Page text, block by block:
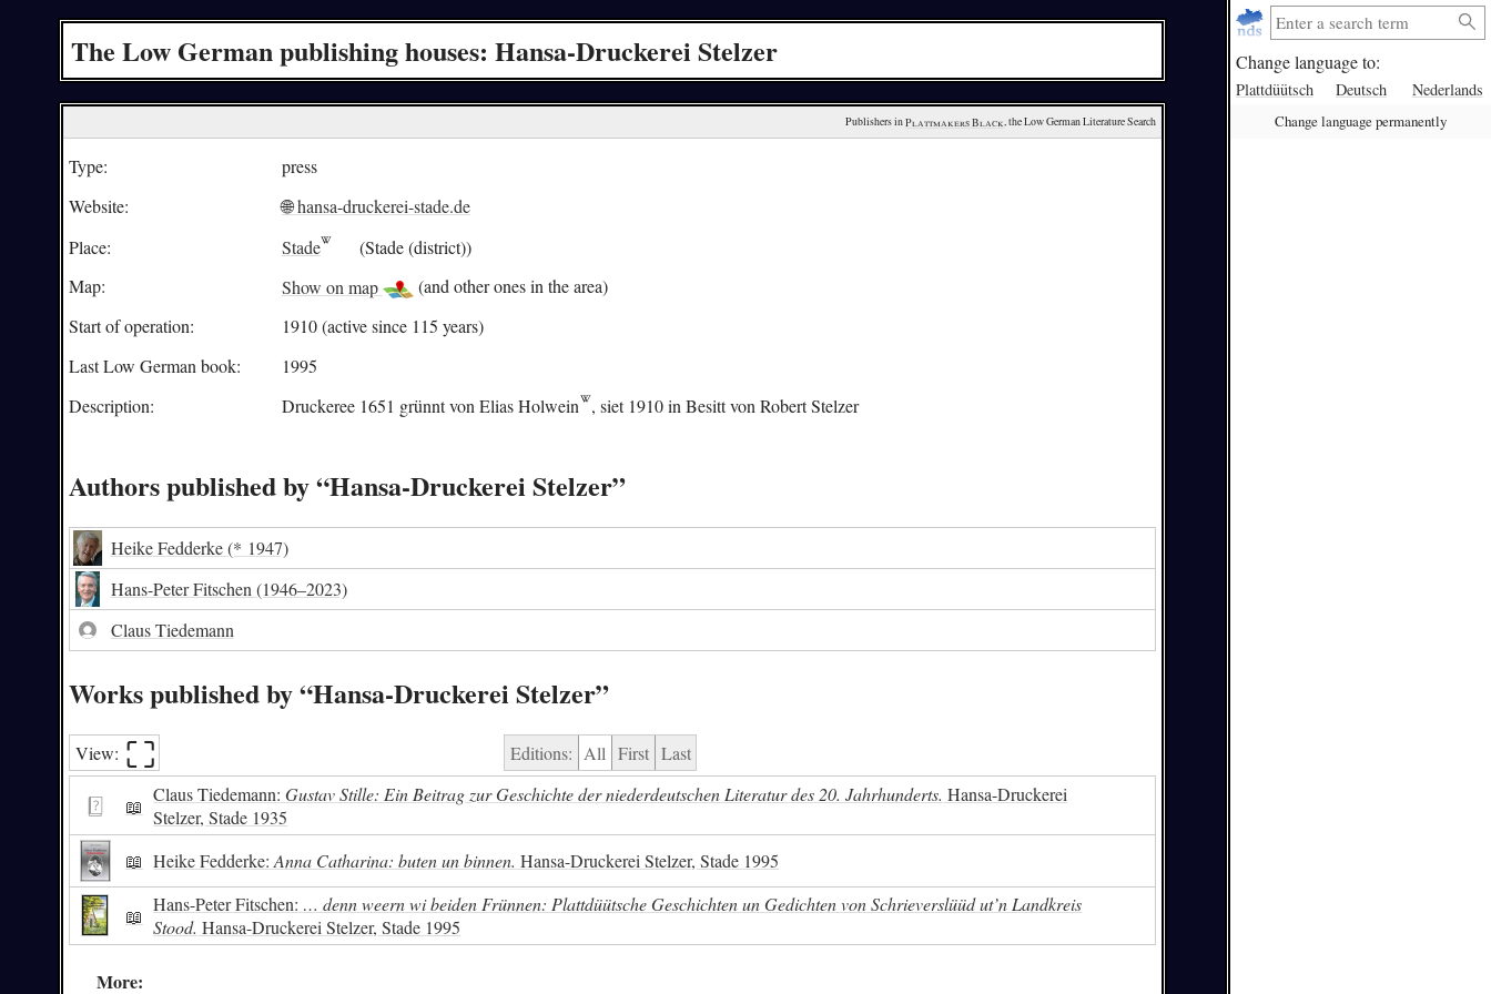
Change language to:
Plattdüütsch Deutsch Nederlands
Change language permanently
The Low German publishing houses: Hansa-Druckerei Stelzer
Publishers in Plattmakers Black, the Low German Literature Search
Type:
press
Website:
🌐 hansa-druckerei-stade.de
Place:
Stade
(Stade (district))
Map:
Show on map
(and other ones in the area)
Start of operation:
1910 (active since 115 years)
Last Low German book:
1995
Description:
Druckeree 1651 grünnt von Elias Holwein , siet 1910 in Besitt von Robert Stelzer
Authors published by “Hansa-Druckerei Stelzer”
Heike Fedderke(* 1947)
Hans-Peter Fitschen(1946–2023)
Claus Tiedemann
Works published by “Hansa-Druckerei Stelzer”
View: ⛶︎ Editions: All First Last
📖 Claus Tiedemann: Gustav Stille: Ein Beitrag zur Geschichte der niederdeutschen Literatur des 20. Jahrhunderts. Hansa-Druckerei
Stelzer, Stade 1935
📖 Heike Fedderke: Anna Catharina: buten un binnen. Hansa-Druckerei Stelzer, Stade 1995
📖 Hans-Peter Fitschen: … denn weern wi beiden Frünnen: Plattdüütsche Geschichten un Gedichten von Schrieverslüüd ut’n Landkreis
Stood. Hansa-Druckerei Stelzer, Stade 1995
More: